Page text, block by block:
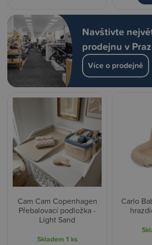
Navštivte
prodejnu v
Více o prodejně
Cam Cam Copenhagen
Přebalovací podložka -
Light Sand
Skladem 1 ks
Carlo